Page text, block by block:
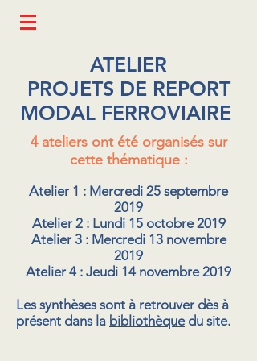
ATELIER
PROJETS DE REPORT
MODAL FERROVIAIRE
4 ateliers ont été organisés sur
cette thématique :
Atelier 1 : Mercredi 25 septembre
2019
Atelier 2 : Lundi 15 octobre 2019
Atelier 3 : Mercredi 13 novembre
2019
Atelier 4 : Jeudi 14 novembre 2019
Les synthèses sont à retrouver dès à
présent dans la bibliothèquedu site.